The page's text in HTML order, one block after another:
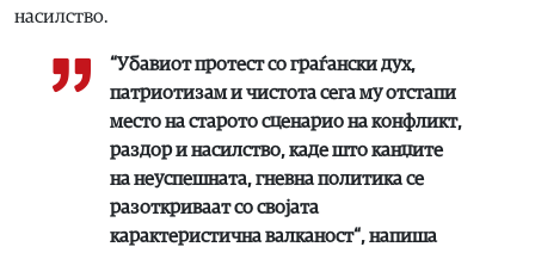
насилство.
“Убавиот протест со граѓански дух,
патриотизам и чистота сега му отстапи
место на старото сценарио на конфликт,
раздор и насилство, каде што канџите
на неуспешната, гневна политика се
разоткриваат со својата
карактеристична валканост“, напиша